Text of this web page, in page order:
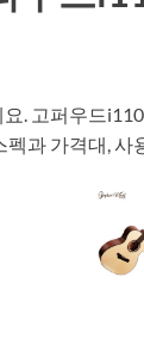
. 고퍼우드
펙과 가격대, 사